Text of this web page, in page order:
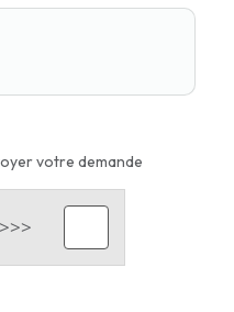
votre demande